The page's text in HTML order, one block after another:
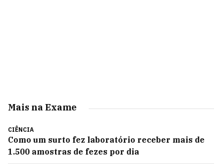
Mais na Exame
CIÊNCIA
Como um surto fez laboratório receber mais de
1.500 amostras de fezes por dia